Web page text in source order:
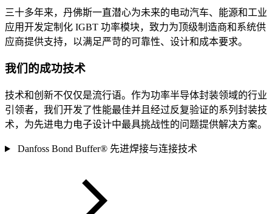
三十多年来，丹佛斯一直潜心为未来的电动汽车、能源和工业
应用开发定制化 IGBT 功率模块，致力为顶级制造商和系统供
应商提供支持，以满足严苛的可靠性、设计和成本要求。
我们的成功技术
技术和创新不仅仅是流行语。作为功率半导体封装领域的行业
引领者，我们开发了性能最佳并且经过反复验证的系列封装技
术，为先进电力电子设计中最具挑战性的问题提供解决方案。
Danfoss Bond Buffer® 先进焊接与连接技术